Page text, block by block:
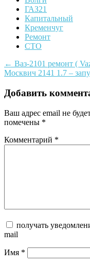
ГАЗ21
Капитальный
Кременчуг
Ремонт
СТО
Post
navigation
← Ваз-2101 ремонт (
Москвич 2141 1.7 –
Добавить
Ваш адрес email не
помечены *
Комментарий *
получать
mail
Имя *